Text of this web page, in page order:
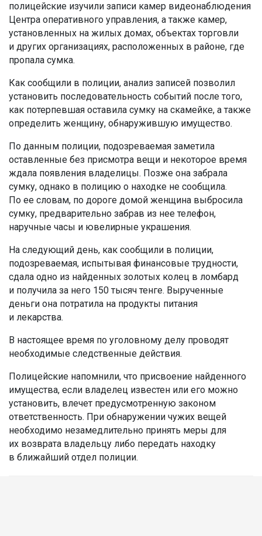
полицейские изучили записи камер видеонаблюдения
Центра оперативного управления, а также камер,
установленных на жилых домах, объектах торговли
и других организациях, расположенных в районе, где
пропала сумка.
Как сообщили в полиции, анализ записей позволил
установить последовательность событий после того,
как потерпевшая оставила сумку на скамейке, а также
определить женщину, обнаружившую имущество.
По данным полиции, подозреваемая заметила
оставленные без присмотра вещи и некоторое время
ждала появления владелицы. Позже она забрала
сумку, однако в полицию о находке не сообщила.
По ее словам, по дороге домой женщина выбросила
сумку, предварительно забрав из нее телефон,
наручные часы и ювелирные украшения.
На следующий день, как сообщили в полиции,
подозреваемая, испытывая финансовые трудности,
сдала одно из найденных золотых колец в ломбард
и получила за него 150 тысяч тенге. Вырученные
деньги она потратила на продукты питания
и лекарства.
В настоящее время по уголовному делу проводят
необходимые следственные действия.
Полицейские напомнили, что присвоение найденного
имущества, если владелец известен или его можно
установить, влечет предусмотренную законом
ответственность. При обнаружении чужих вещей
необходимо незамедлительно принять меры для
их возврата владельцу либо передать находку
в ближайший отдел полиции.